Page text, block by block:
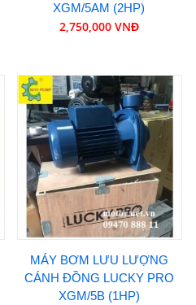
XGM/5AM (2HP)
2,750,000 VNĐ
MÁY BƠM LƯU LƯỢNG
CÁNH ĐỒNG LUCKY PRO
XGM/5B (1HP)